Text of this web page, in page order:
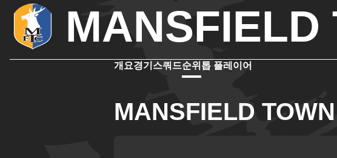
MANSFIELD
개요경기 스쿼드순위 톱 플레이어
MANSFIELD